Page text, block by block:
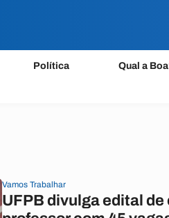
Política Qual a
Vamos Trabalhar
UFPB divulga edital